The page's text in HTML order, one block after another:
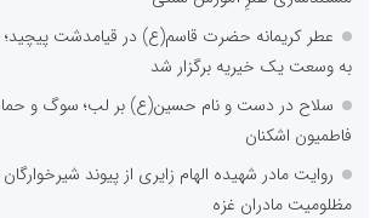
عطر کریمانه حضرت قاسم(ع) در قیامدشت
به وسعت یک خیریه برگزار شد
سلاح در دست و نام حسین(ع) بر لب؛ سوگ و
فاطمیون اشکنان
روایت مادر شهیده الهام زایری از پیوند
مظلومیت مادران غزه